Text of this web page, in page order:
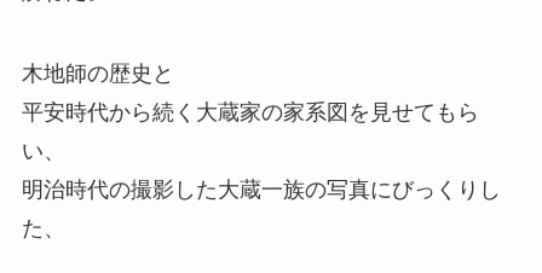
木地師の歴史と
平安時代から続く大蔵家の家系図を見せてもら
い、
明治時代の撮影した大蔵一族の写真にびっくりし
た、